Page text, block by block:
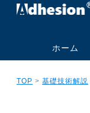
ホーム
TOP > 基礎技術解説